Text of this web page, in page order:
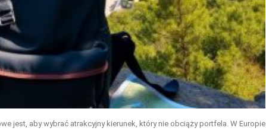
jest, aby wybrać atrakcyjny kierunek, który nie obciąży portfela. W Europie